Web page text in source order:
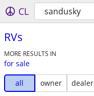
CL sandusky
RVs
MORE RESULTS IN
for sale
all owner
dealer